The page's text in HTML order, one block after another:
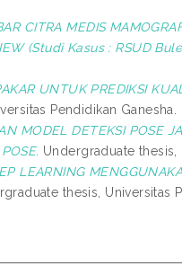
CITRA MEDIS
(Studi Kasus : RSUD
UNTUK PREDIKSI
Pendidikan Ganesha.
MODEL DETEKSI POSE
Undergraduate thesis,
LEARNING
thesis, Universitas